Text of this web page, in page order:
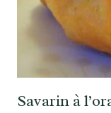
Savarin à